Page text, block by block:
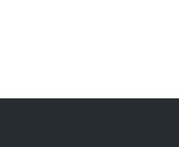
Secondaire